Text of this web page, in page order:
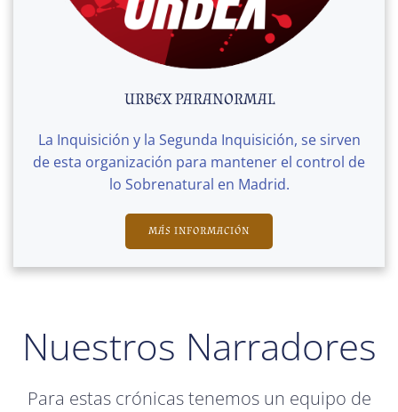
URBEX PARANORMAL
La Inquisición y la Segunda Inquisición, se sirven
de esta organización para mantener el control de
lo Sobrenatural en Madrid.
MÁS INFORMACIÓN
Nuestros Narradores
Para estas crónicas tenemos un equipo de